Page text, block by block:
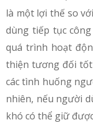
là một lợi thế so
dùng tiếp tục
quá trình hoạt
thiện tương đối
các tình huống
nhiên, nếu người
khó có thể giữ